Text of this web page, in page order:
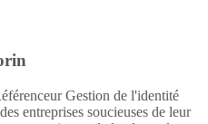
Gestion de l'identité
entreprises soucieuses de leur